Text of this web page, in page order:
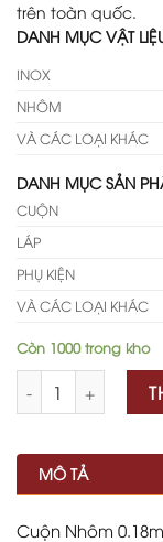
trên toàn quốc.
DANH MỤC VẬT
INOX
NHÔM
VÀ CÁC LOẠI KHÁC
DANH MỤC SẢN
CUỘN
LÁP
PHỤ KIỆN
VÀ CÁC LOẠI KHÁC
Còn 1000 trong kho
MÔ TẢ
Cuộn Nhôm